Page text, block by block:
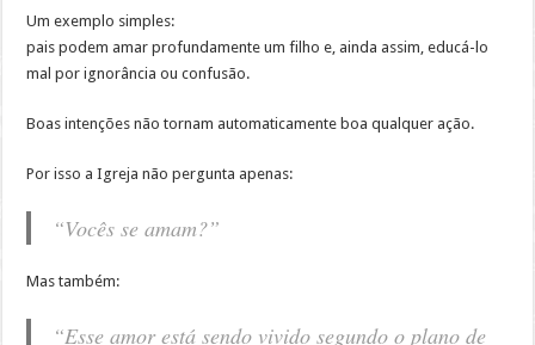
Um exemplo simples:
pais podem amar profundamente um filho e, ainda assim, educá-lo
mal por ignorância ou confusão.
Boas intenções não tornam automaticamente boa qualquer ação.
Por isso a Igreja não pergunta apenas:
“Vocês se amam?”
Mas também:
“Esse amor está sendo vivido segundo o plano de